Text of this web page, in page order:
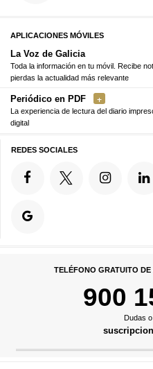
APLICACIONES MÓVILES
La Voz de Galicia
Toda la información en tu móvil. Recibe
pierdas la actualidad más relevante
Periódico en PDF
La experiencia de lectura del diario
digital
REDES SOCIALES
TELÉFONO GRATUITO
900
Dudas